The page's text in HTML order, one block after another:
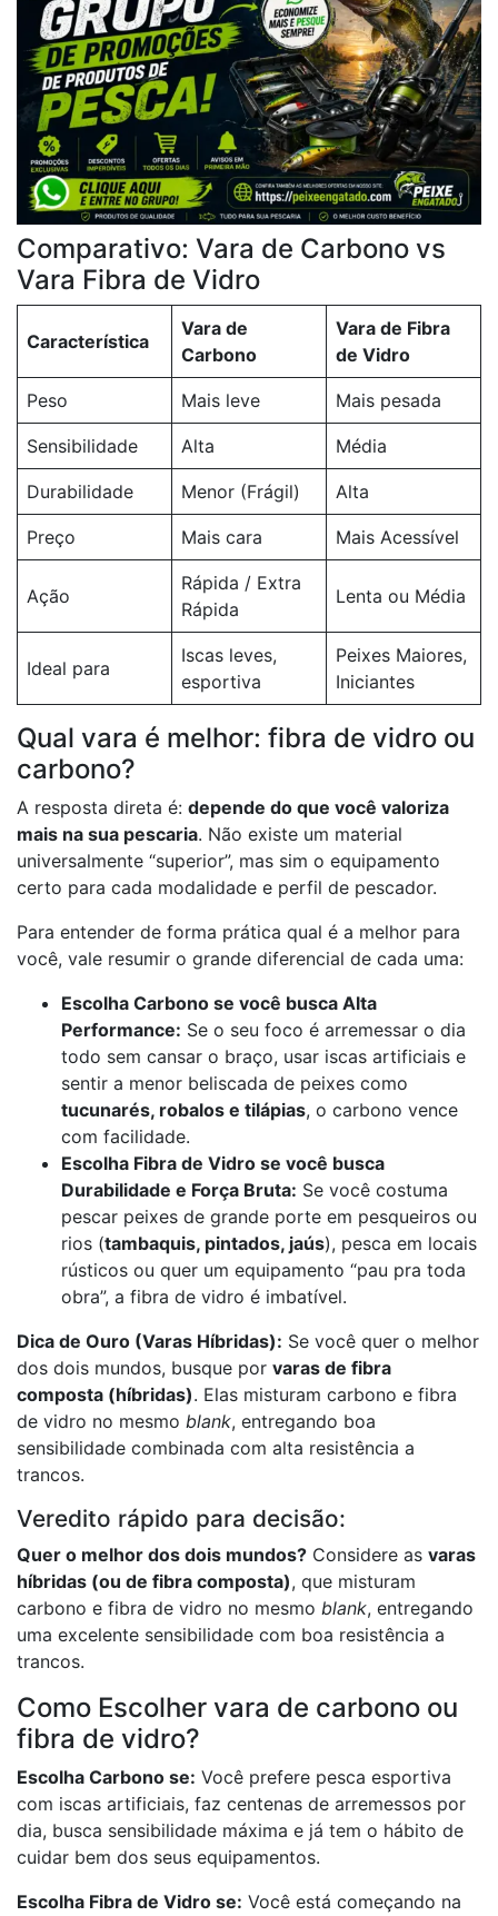
Comparativo: Vara de Carbono vs
Vara Fibra de Vidro
Característica
Vara de
Carbono
Vara de Fibra
de Vidro
Peso Mais leve Mais pesada
Sensibilidade Alta Média
Durabilidade Menor (Frágil) Alta
Preço Mais cara Mais Acessível
Ação
Rápida / Extra
Rápida
Lenta ou Média
Ideal para
Iscas leves,
esportiva
Peixes Maiores,
Iniciantes
Qual vara é melhor: fibra de vidro ou
carbono?
A resposta direta é: depende do que você valoriza
mais na sua pescaria. Não existe um material
universalmente “superior”, mas sim o equipamento
certo para cada modalidade e perfil de pescador.
Para entender de forma prática qual é a melhor para
você, vale resumir o grande diferencial de cada uma:
Escolha Carbono se você busca Alta
Performance: Se o seu foco é arremessar o dia
todo sem cansar o braço, usar iscas artificiais e
sentir a menor beliscada de peixes como
tucunarés, robalos e tilápias, o carbono vence
com facilidade.
Escolha Fibra de Vidro se você busca
Durabilidade e Força Bruta: Se você costuma
pescar peixes de grande porte em pesqueiros ou
rios (tambaquis, pintados, jaús), pesca em locais
rústicos ou quer um equipamento “pau pra toda
obra”, a fibra de vidro é imbatível.
Dica de Ouro (Varas Híbridas): Se você quer o melhor
dos dois mundos, busque por varas de fibra
composta (híbridas). Elas misturam carbono e fibra
de vidro no mesmo blank, entregando boa
sensibilidade combinada com alta resistência a
trancos.
Veredito rápido para decisão:
Quer o melhor dos dois mundos? Considere as varas
híbridas (ou de fibra composta), que misturam
carbono e fibra de vidro no mesmo blank, entregando
uma excelente sensibilidade com boa resistência a
trancos.
Como Escolher vara de carbono ou
fibra de vidro?
Escolha Carbono se: Você prefere pesca esportiva
com iscas artificiais, faz centenas de arremessos por
dia, busca sensibilidade máxima e já tem o hábito de
cuidar bem dos seus equipamentos.
Escolha Fibra de Vidro se: Você está começando na